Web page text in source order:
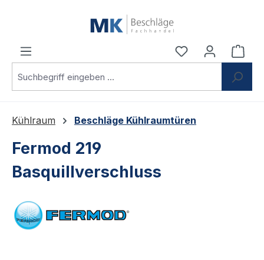
Du hast 0
Kühlraum Beschläge Kühlraumtüren
Fermod 219
Basquillverschluss